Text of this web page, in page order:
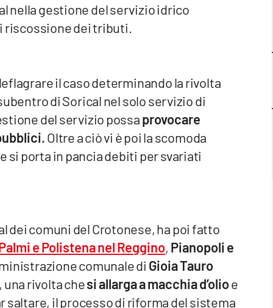
nella gestione del servizio idrico
riscossione dei tributi.
il caso determinando la rivolta
di Sorical nel solo servizio di
del servizio possaprovocare
Oltre a ciò vi è poi la scomoda
si porta in pancia debiti per svariati
dei comuni del Crotonese, ha poi fatto
e Polistenanel Reggino, Pianopoli e
comunale di Gioia Tauro
rivolta chesi allarga a macchia d’olioe
saltare, il processo di riforma del sistema